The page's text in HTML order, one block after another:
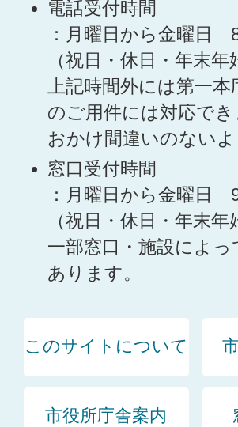
電話受付時間
：月曜日から金曜日
（祝日・休日・年末年
上記時間外には第一
のご用件には対応でき
おかけ間違いのない
窓口受付時間
：月曜日から金曜日
（祝日・休日・年末年
一部窓口・施設によ
あります。
このサイトについて
市役所庁舎案内